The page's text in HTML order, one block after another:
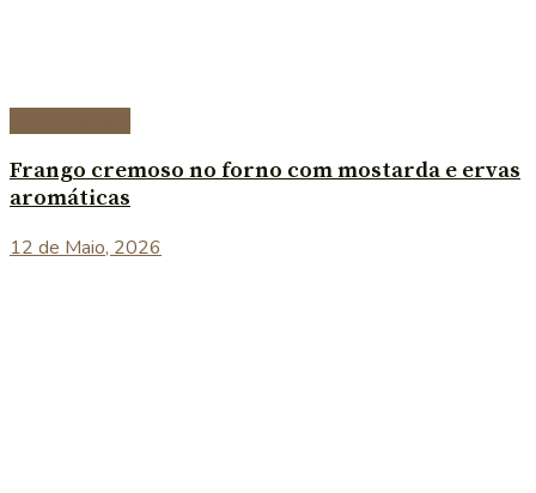
Frango cremoso no forno com mostarda e ervas
aromáticas
12 de Maio, 2026